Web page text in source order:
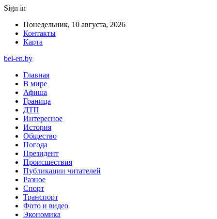
Sign in
Понедельник, 10 августа, 2026
Контакты
Карта
bel-en.by
Главная
В мире
Афиша
Граница
ДТП
Интересное
История
Общество
Погода
Президент
Происшествия
Публикации читателей
Разное
Спорт
Транспорт
Фото и видео
Экономика